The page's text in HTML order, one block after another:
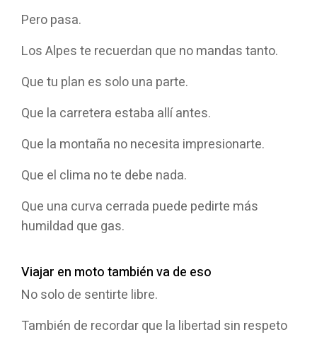
Pero pasa.
Los Alpes te recuerdan que no mandas tanto.
Que tu plan es solo una parte.
Que la carretera estaba allí antes.
Que la montaña no necesita impresionarte.
Que el clima no te debe nada.
Que una curva cerrada puede pedirte más
humildad que gas.
Viajar en moto también va de eso
No solo de sentirte libre.
También de recordar que la libertad sin respeto